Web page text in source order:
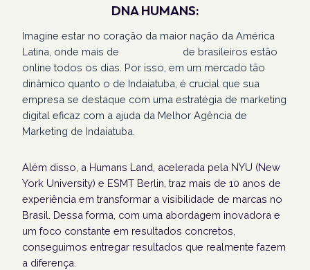
DNA HUMANS:
Imagine estar no coração da maior nação da América
Latina, onde mais de
de brasileiros estão
online todos os dias. Por isso, em um mercado tão
dinâmico quanto o de Indaiatuba, é crucial que sua
empresa se destaque com uma estratégia de marketing
digital eficaz com a ajuda da Melhor Agência de
Marketing de Indaiatuba.
Além disso, a Humans Land, acelerada pela NYU (New
York University) e ESMT Berlin, traz mais de 10 anos de
experiência em transformar a visibilidade de marcas no
Brasil. Dessa forma, com uma abordagem inovadora e
um foco constante em resultados concretos,
conseguimos entregar resultados que realmente fazem
a diferença.